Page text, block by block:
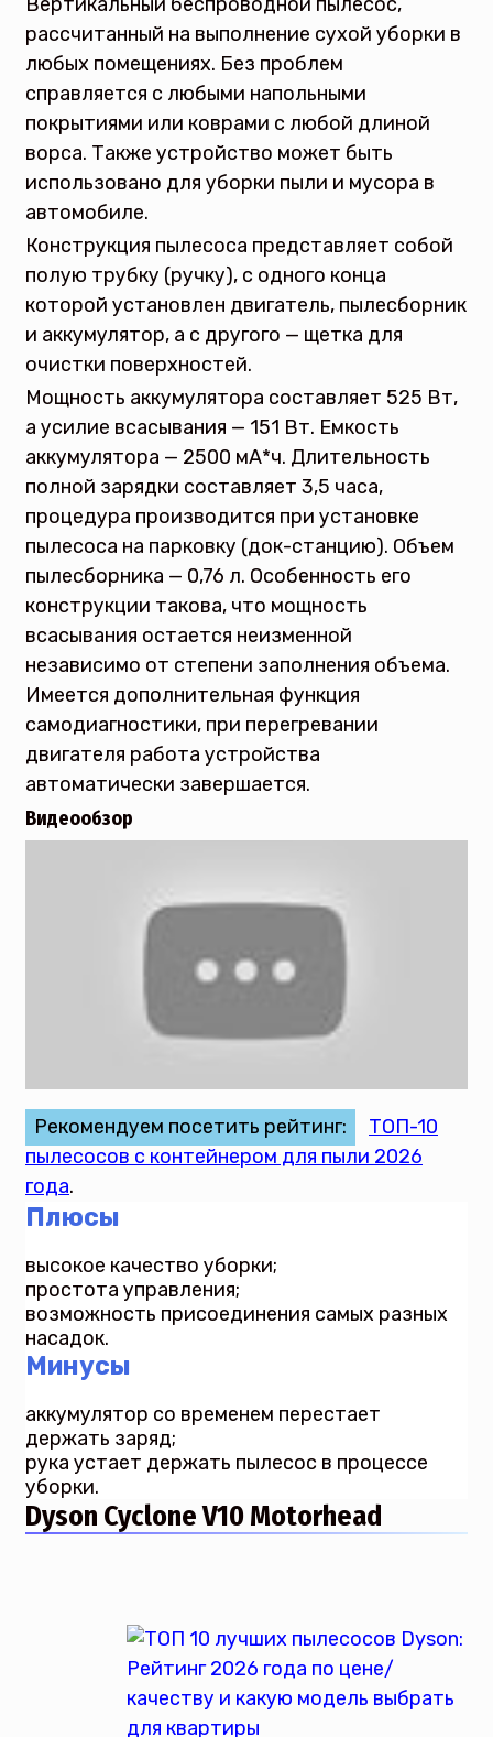
рассчитанный на выполнение сухой уборки в
любых помещениях. Без проблем
справляется с любыми напольными
покрытиями или коврами с любой длиной
ворса. Также устройство может быть
использовано для уборки пыли и мусора в
автомобиле.
Конструкция пылесоса представляет собой
полую трубку (ручку), с одного конца
которой установлен двигатель, пылесборник
и аккумулятор, а с другого — щетка для
очистки поверхностей.
Мощность аккумулятора составляет 525 Вт,
а усилие всасывания — 151 Вт. Емкость
аккумулятора — 2500 мА*ч. Длительность
полной зарядки составляет 3,5 часа,
процедура производится при установке
пылесоса на парковку (док-станцию). Объем
пылесборника — 0,76 л. Особенность его
конструкции такова, что мощность
всасывания остается неизменной
независимо от степени заполнения объема.
Имеется дополнительная функция
самодиагностики, при перегревании
двигателя работа устройства
автоматически завершается.
Видеообзор
Рекомендуем посетить рейтинг:
ТОП-10
пылесосов с контейнером для пыли 2026
года.
Плюсы
высокое качество уборки;
простота управления;
возможность присоединения самых разных
насадок.
Минусы
аккумулятор со временем перестает
держать заряд;
рука устает держать пылесос в процессе
уборки.
Dyson Cyclone V10 Motorhead